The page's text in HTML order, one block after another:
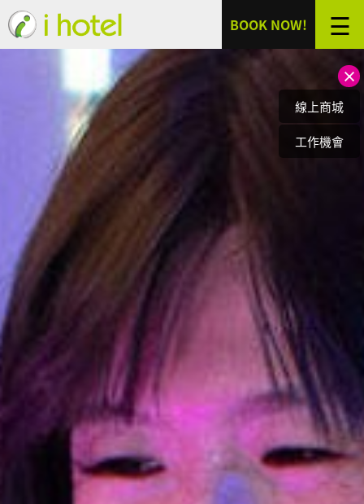
☰
BOOK NOW!
選擇分館：
入住日期：
幾晚：
孩童：
搜尋
關於我們
最新消息
ROOMS
服務設施 FACILITIES
聯絡我們
加入特約 CONTRACT
分館資訊 BRANCH
線上商城
工作機會